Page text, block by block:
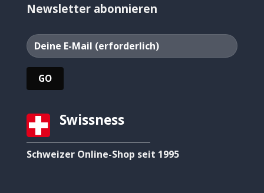
Newsletter abonnieren
Swissness
Schweizer Online-Shop seit 1995